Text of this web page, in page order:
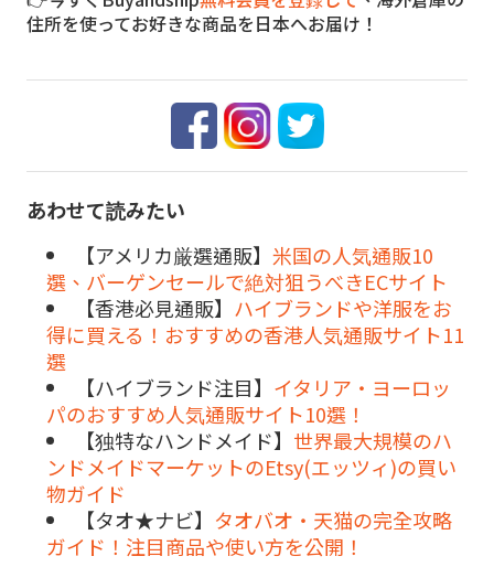
住所を使ってお好きな商品を日本へお届け！
あわせて読みたい
【アメリカ厳選通販】 米国の人気通販10
選、バーゲンセールで絶対狙うべきECサイト
【香港必見通販】 ハイブランドや洋服をお
得に買える！おすすめの香港人気通販サイト11
選
【ハイブランド注目】 イタリア・ヨーロッ
パのおすすめ人気通販サイト10選！
【独特なハンドメイド】 世界最大規模のハ
ンドメイドマーケットのEtsy(エッツィ)の買い
物ガイド
【タオ★ナビ】 タオバオ・天猫の完全攻略
ガイド！注目商品や使い方を公開！